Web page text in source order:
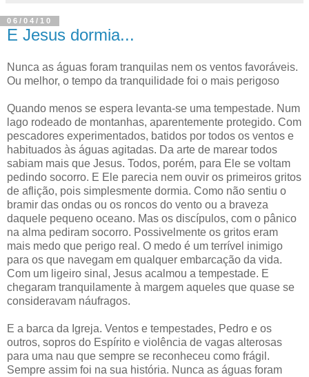
06/04/10
E Jesus dormia...
Nunca as águas foram tranquilas nem os ventos favoráveis.
Ou melhor, o tempo da tranquilidade foi o mais perigoso
Quando menos se espera levanta-se uma tempestade. Num
lago rodeado de montanhas, aparentemente protegido. Com
pescadores experimentados, batidos por todos os ventos e
habituados às águas agitadas. Da arte de marear todos
sabiam mais que Jesus. Todos, porém, para Ele se voltam
pedindo socorro. E Ele parecia nem ouvir os primeiros gritos
de aflição, pois simplesmente dormia. Como não sentiu o
bramir das ondas ou os roncos do vento ou a braveza
daquele pequeno oceano. Mas os discípulos, com o pânico
na alma pediram socorro. Possivelmente os gritos eram
mais medo que perigo real. O medo é um terrível inimigo
para os que navegam em qualquer embarcação da vida.
Com um ligeiro sinal, Jesus acalmou a tempestade. E
chegaram tranquilamente à margem aqueles que quase se
consideravam náufragos.
E a barca da Igreja. Ventos e tempestades, Pedro e os
outros, sopros do Espírito e violência de vagas alterosas
para uma nau que sempre se reconheceu como frágil.
Sempre assim foi na sua história. Nunca as águas foram